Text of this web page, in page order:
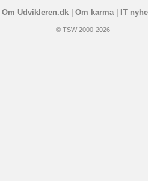
Om Udvikleren.dk| Om karma| IT
© TSW 2000-2026